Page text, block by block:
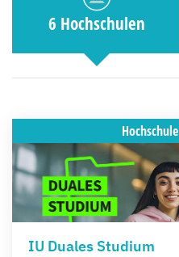
6 Hochschulen
Hochschule
IU Duales Studium